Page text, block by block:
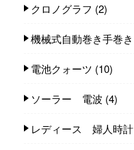
クロノグラフ (2)
機械式自動巻き手巻き
電池クォーツ (10)
ソーラー 電波 (4)
レディース 婦人時計